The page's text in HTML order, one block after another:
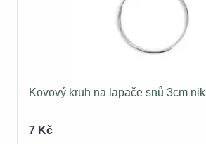
Kovový kruh na lapače snů 3cm nikl
7 Kč